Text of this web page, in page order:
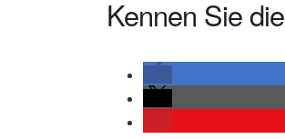
Kennen Sie